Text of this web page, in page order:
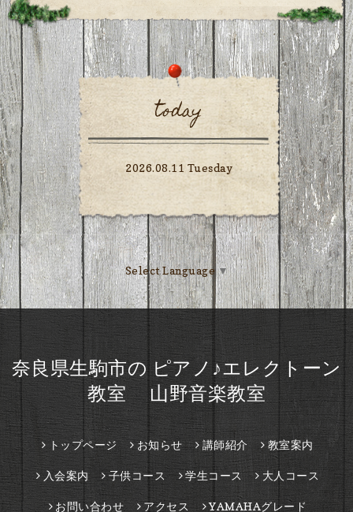
today
2026.08.11 Tuesday
Select Language ▼
奈良県生駒市の ピアノ♪エレクトーン
教室 山野音楽教室
トップページ お知らせ 講師紹介 教室案内
入会案内 子供コース 学生コース 大人コース
お問い合わせ アクセス YAMAHAグレード